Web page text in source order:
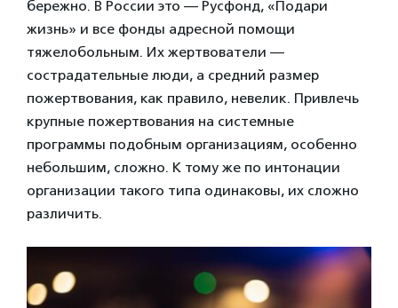
бережно. В России это — Русфонд, «Подари
жизнь» и все фонды адресной помощи
тяжелобольным. Их жертвователи —
сострадательные люди, а средний размер
пожертвования, как правило, невелик. Привлечь
крупные пожертвования на системные
программы подобным организациям, особенно
небольшим, сложно. К тому же по интонации
организации такого типа одинаковы, их сложно
различить.